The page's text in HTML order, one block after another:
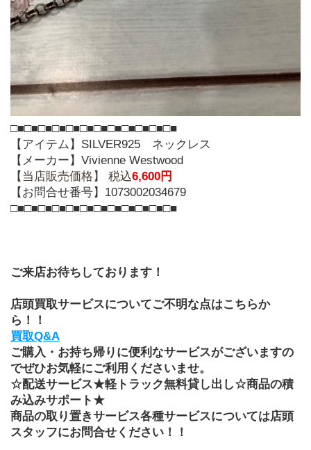
□■□■□■□■□■□■□■□■□■□■□■□■
【アイテム】SILVER925　ネックレス
【メーカー】Vivienne Westwood
【 当店販売価格】 税込6,600円
【お問合せ番号】1073002034679
□■□■□■□■□■□■□■□■□■□■□■□■
ご来店お待ちしております！
店頭買取サービスについてご不明な点はこちらか
ら！！
買取Q&A
ご購入・お持ち帰りに便利なサービスがございますの
でぜひお気軽にご利用くださいませ。
☆配送サービス★軽トラック無料貸し出し☆商品の積
み込みサポート★
商品の取り置きサービス各種サービスについては店頭
スタッフにお問合せください！！